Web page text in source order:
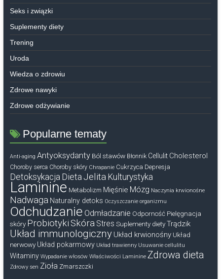
Seks i związki
Suplementy diety
Trening
Uroda
Wiedza o zdrowiu
Zdrowe nawyki
Zdrowe odżywianie
Popularne tematy
Anti-aging Antyoksydanty Ból stawów Błonnik Cellulit Cholesterol
Choroby serca Choroby skóry Chrapanie Cukrzyca Depresja
Detoksykacja Dieta Jelita Kulturystyka
Laminine Metabolizm Mięśnie Mózg Naczynia krwionośne
Nadwaga Naturalny detoks Oczyszczanie organizmu
Odchudzanie Odmładzanie Odporność Pielęgnacja
skóry Probiotyki Skóra Stres Suplementy diety Trądzik
Układ immunologiczny Układ krwionośny Układ
nerwowy Układ pokarmowy Układ trawienny Usuwanie cellulitu
Witaminy Wypadanie włosów Właściwości Laminine Zdrowa dieta
Zdrowy sen Zioła Zmarszczki